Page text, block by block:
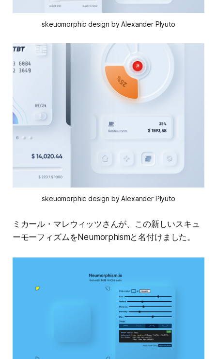
skeuomorphic design by Alexander Plyuto
skeuomorphic design by Alexander Plyuto
ミカール・マレウィッツさんが、この新しいスキュ
ーモーフィズムをNeumorphismと名付けました。